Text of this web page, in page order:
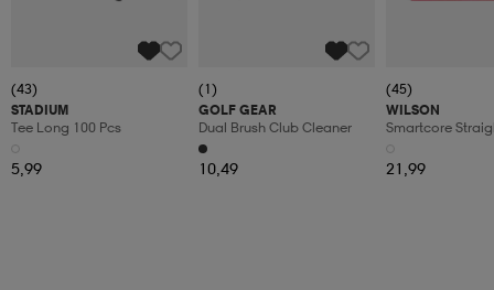
(43)
STADIUM
Tee Long 100 Pcs
5,99
(1)
GOLF GEAR
Dual Brush Club Cleaner
10,49
(45)
WILSON
Smartcore
21,99